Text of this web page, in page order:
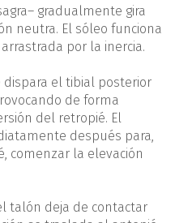
gradualmente gira
neutra. El sóleo funciona
por la inercia.
el tibial posterior
de forma
del retropié. El
después para,
comenzar la elevación
talón deja de contactar